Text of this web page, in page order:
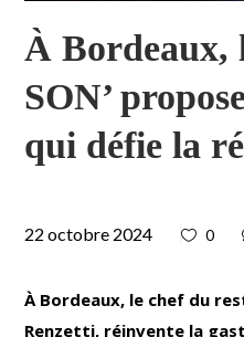
À Bordeaux,
SON’
qui défie la
22 octobre 2024 0
À Bordeaux, le chef du
Renzetti, réinvente la